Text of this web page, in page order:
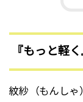
『もっと軽
紋紗（もんしゃ